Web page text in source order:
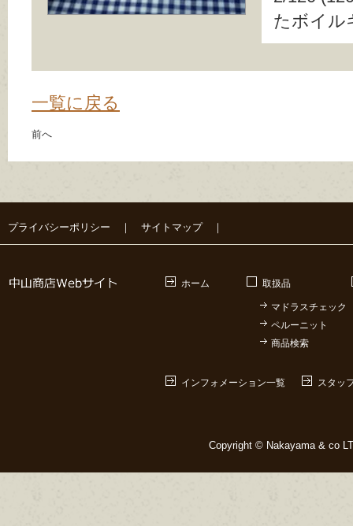
たボイル
一覧に戻る
前へ
プライバシーポリシー ｜ サイトマップ｜
ホーム 取扱品
マドラスチェック
ペルーニット
商品検索
インフォメーション一覧 スタッ
Copyright © Nakayama & co